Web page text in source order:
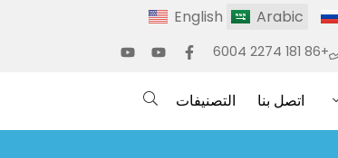
English Arabic
+86 181 2274 6004
اتصل بنا التصنيفات